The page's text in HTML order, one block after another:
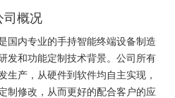
司概况
国内专业的手持智能终端设备制造
发和功能定制技术背景。公司所有
生产，从硬件到软件均自主实现，
制修改，从而更好的配合客户的应